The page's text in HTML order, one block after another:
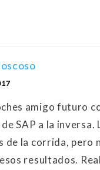
amigo futuro
SAP a la
de la corrida, pero
resultados.